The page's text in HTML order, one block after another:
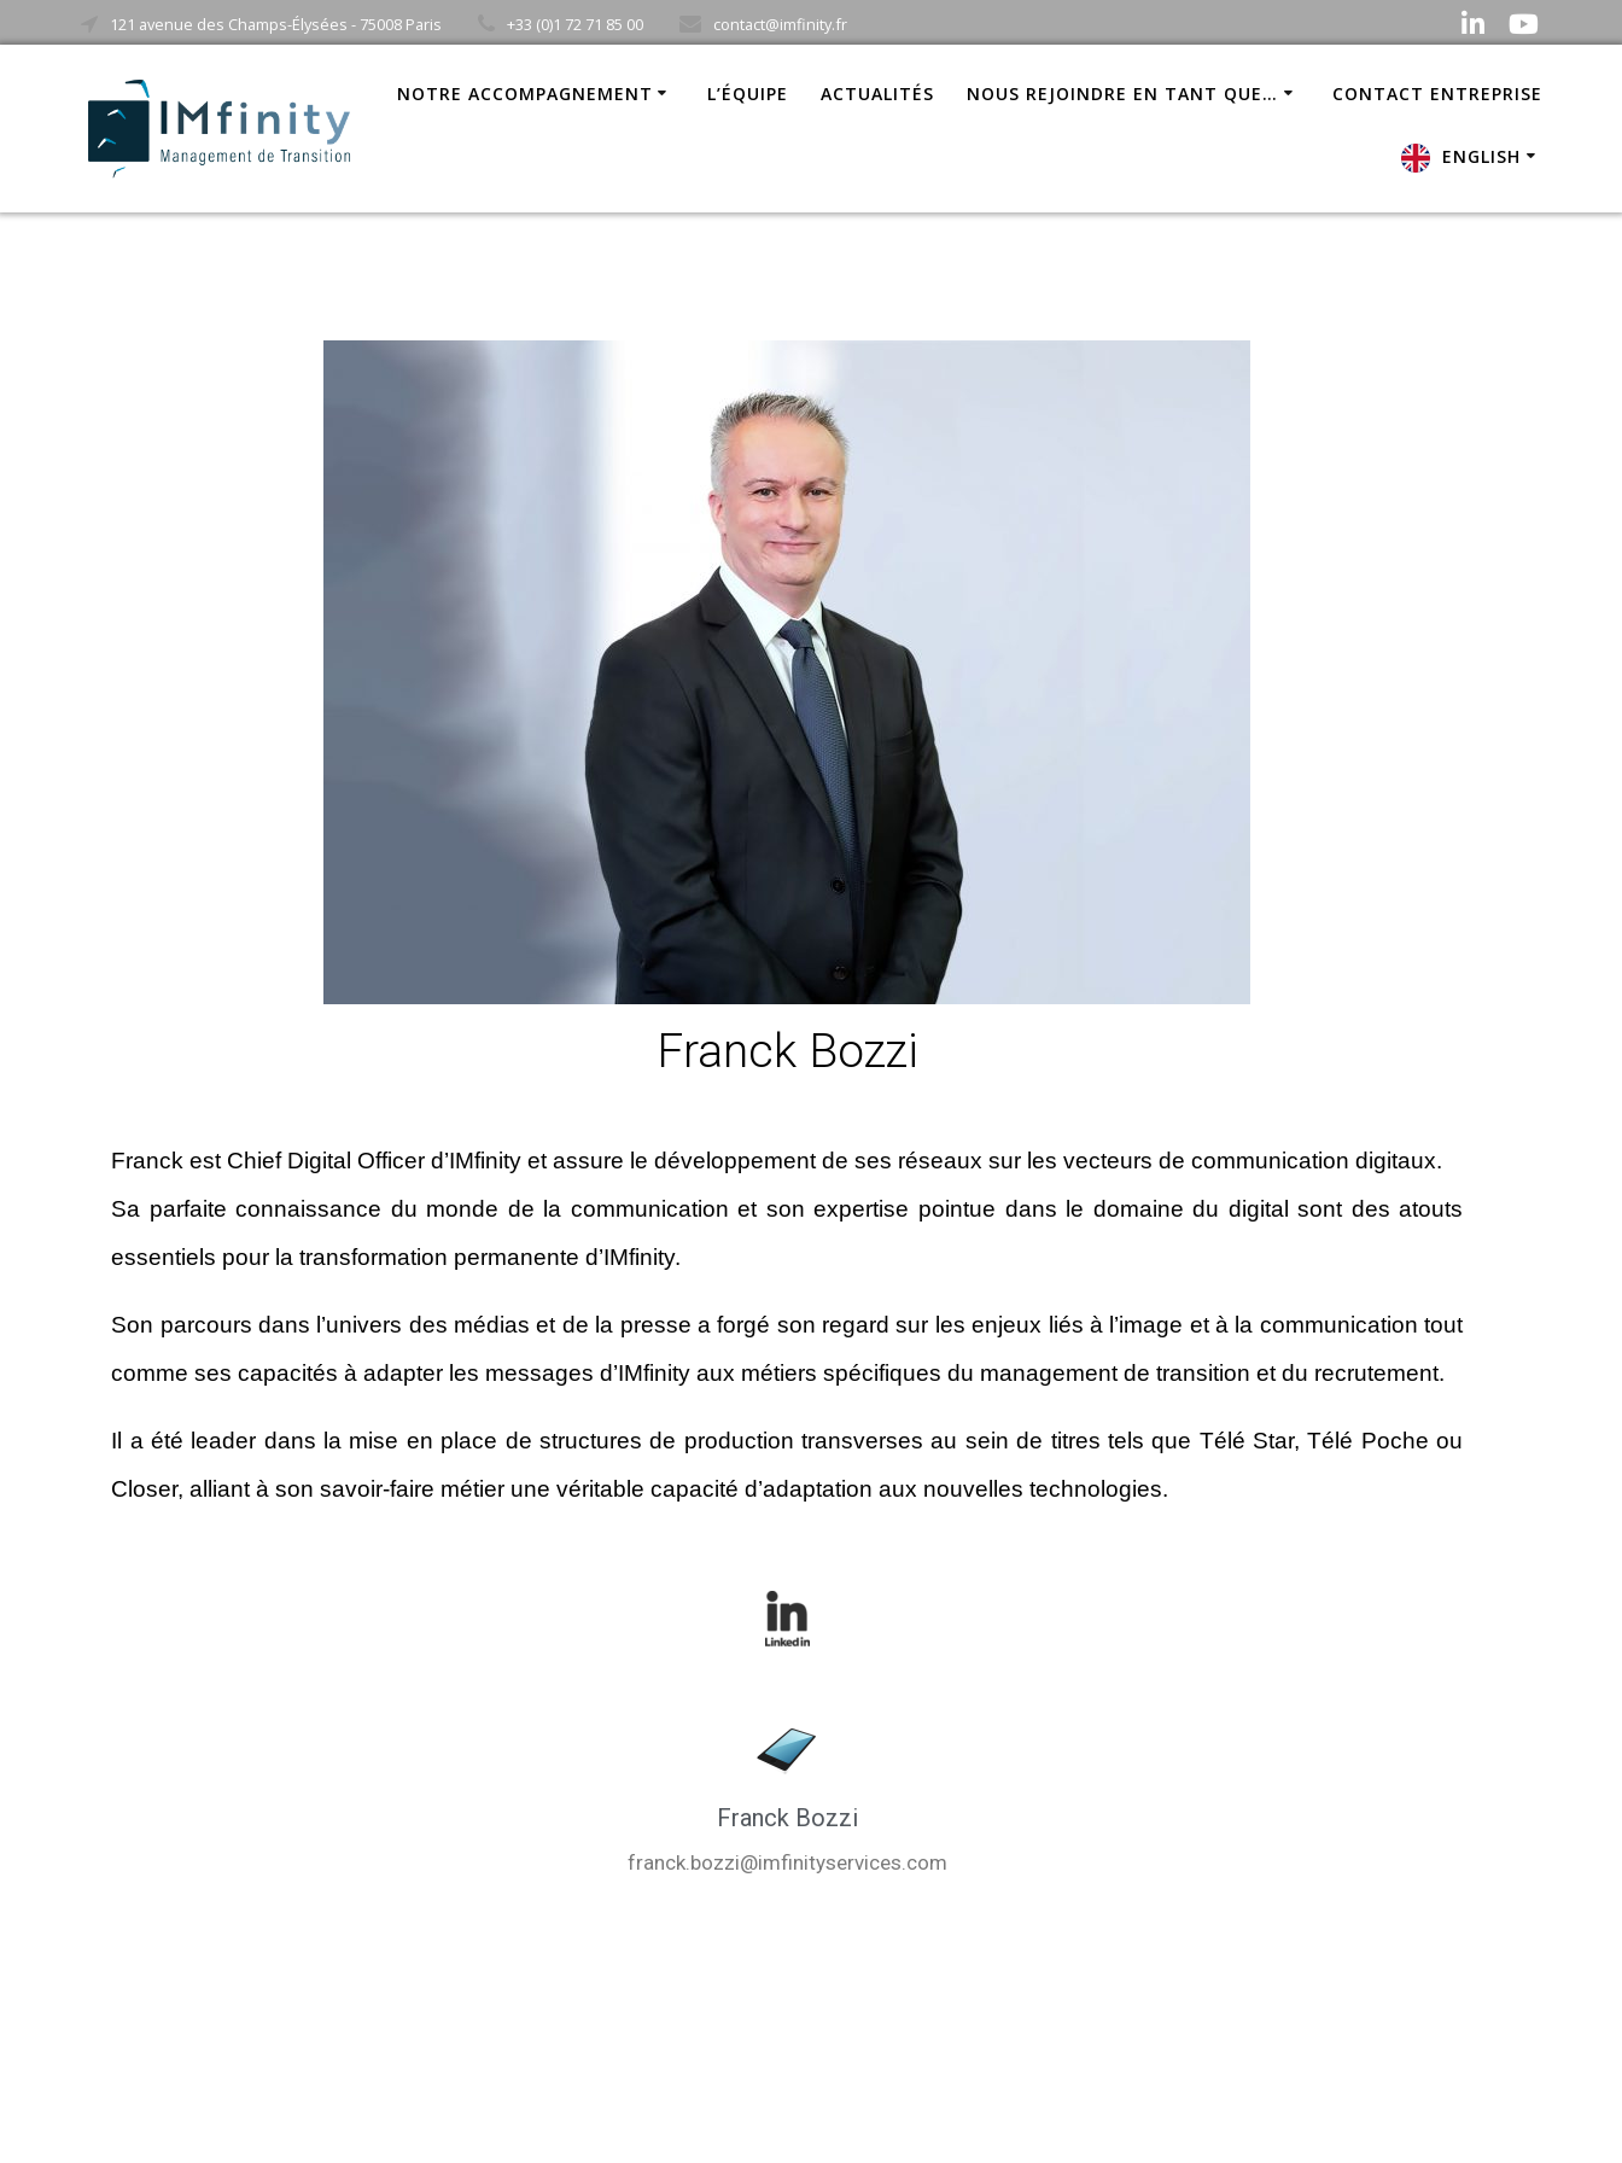
121 avenue des Champs-Élysées - 75008 Paris +33 (0)1 72 71 85 00 contact@imfinity.fr
NOTRE ACCOMPAGNEMENT L’ÉQUIPE ACTUALITÉS NOUS REJOINDRE EN TANT QUE… CONTACT ENTREPRISE
ENGLISH
Franck Bozzi
Franck est Chief Digital Officer d’IMfinity et assure le développement deses réseaux sur les vecteurs de communication digitaux.
Sa parfaite connaissance du monde de la communication et sonexpertise pointue dans le domaine du digital sont des atouts
essentiels pour la transformation permanente d’IMfinity.
Son parcours dans l’univers des médias et de la presse a forgé son regard sur les enjeux liés à l’image et à la communication tout
commeses capacités à adapter les messages d’IMfinity aux métiers spécifiquesdu management de transition et du recrutement.
Il a été leader dans la mise en place de structures de productiontransverses au sein de titres tels que Télé Star, Télé Poche ou
Closer,alliant à son savoir-faire métier une véritable capacité d’adaptation aux nouvelles technologies.
Franck Bozzi
franck.bozzi@imfinityservices.com